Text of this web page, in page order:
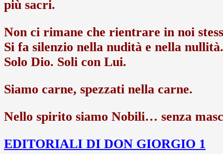
più sacri.
Non ci rimane che rientrare in noi
Si fa silenzio nella nudità e nella nullità.
Solo Dio. Soli con Lui.
Siamo carne, spezzati nella carne.
Nello spirito siamo Nobili… senza
EDITORIALI DI DON GIORGIO 1